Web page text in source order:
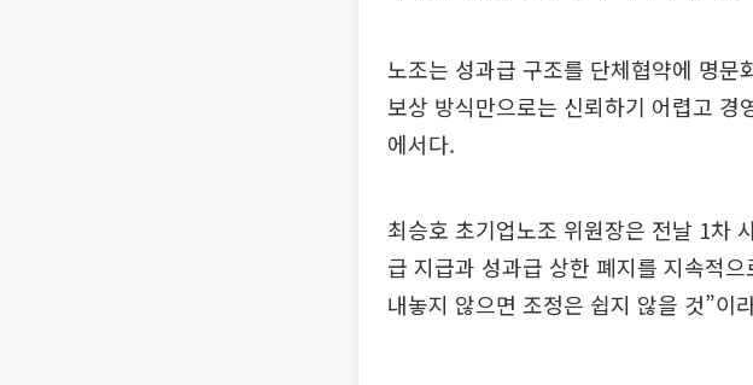
노조는 성과급 구조를 단체협약에 명
보상 방식만으로는 신뢰하기 어렵고
에서다.
최승호 초기업노조 위원장은 전날 1차
급 지급과 성과급 상한 폐지를 지속적
내놓지 않으면 조정은 쉽지 않을 것”이